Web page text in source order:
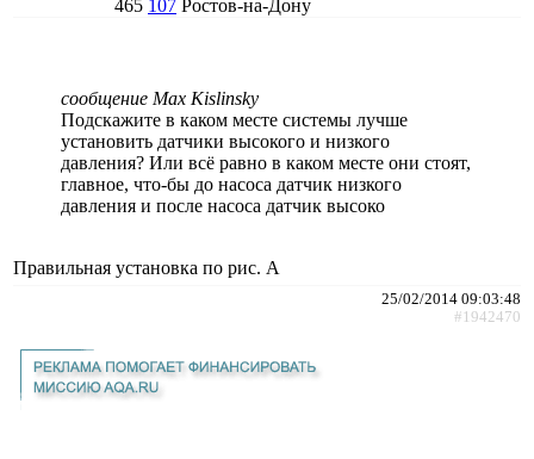
465 107 Ростов-на-Дону
сообщение Max Kislinsky
Подскажите в каком месте системы лучше
установить датчики высокого и низкого
давления? Или всё равно в каком месте они стоят,
главное, что-бы до насоса датчик низкого
давления и после насоса датчик высоко
Правильная установка по рис. А
25/02/2014 09:03:48
#1942470